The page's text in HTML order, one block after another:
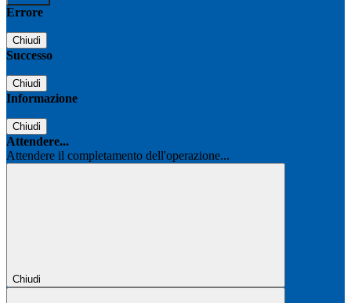
Errore
Chiudi
Successo
Chiudi
Informazione
Chiudi
Attendere...
Attendere il completamento dell'operazione...
Chiudi